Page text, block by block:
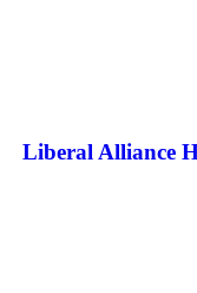
Liberal Alliance